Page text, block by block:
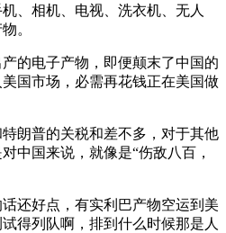
、相机、电视、洗衣机、无人
。
电子产物，即便颠末了中国的
国市场，必需再花钱正在美国做
普的关税和差不多，对于其他
中国来说，就像是“伤敌八百，
好点，有实利巴产物空运到美
得列队啊，排到什么时候那是人